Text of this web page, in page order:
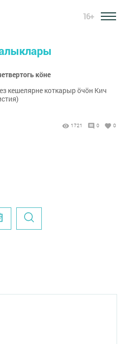
16+
кöне
кешелярне коткарыр öчöн Кич
1721 0 0